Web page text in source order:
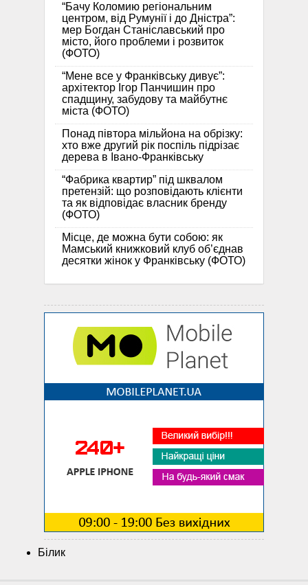
“Бачу Коломию регіональним
центром, від Румунії і до Дністра”:
мер Богдан Станіславський про
місто, його проблеми і розвиток
(ФОТО)
“Мене все у Франківську дивує”:
архітектор Ігор Панчишин про
спадщину, забудову та майбутнє
міста (ФОТО)
Понад півтора мільйона на обрізку:
хто вже другий рік поспіль підрізає
дерева в Івано-Франківську
“Фабрика квартир” під шквалом
претензій: що розповідають клієнти
та як відповідає власник бренду
(ФОТО)
Місце, де можна бути собою: як
Мамський книжковий клуб об’єднав
десятки жінок у Франківську (ФОТО)
Білик